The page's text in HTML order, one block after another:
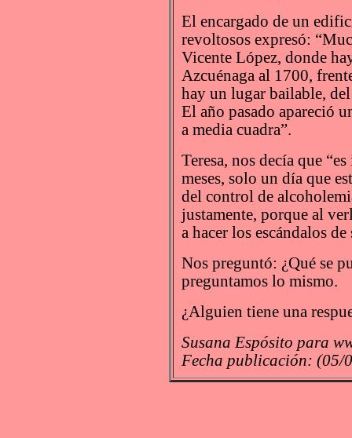
El encargado de un
revoltosos expresó:
Vicente López, donde
Azcuénaga al 1700,
hay un lugar bailable,
El año pasado apareció
a media cuadra”.
Teresa, nos decía que
meses, solo un día que
del control de
justamente, porque al
a hacer los escándalos de
Nos preguntó: ¿Qué se
preguntamos lo mismo.
¿Alguien tiene una
Susana Espósito para
Fecha publicación: (05/